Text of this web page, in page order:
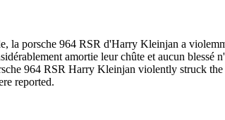
porsche 964 RSR d'Harry Kleinjan a
amortie leur chûte et aucun blessé
964 RSR Harry Kleinjan violently struck
reported.